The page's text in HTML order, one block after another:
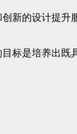
新的设计提升
标是培养出既